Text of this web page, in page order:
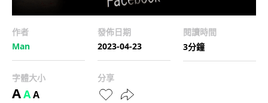
作者
Man
發佈日期
2023-04-23
閱讀時間
3分鐘
字體大小
AAA
分享